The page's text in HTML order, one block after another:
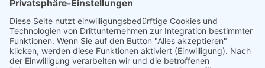
Previous post